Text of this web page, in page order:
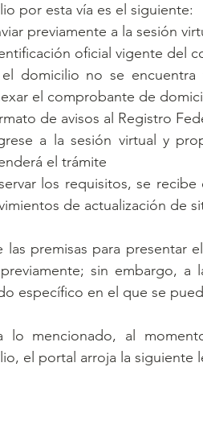
por esta vía es el siguiente:
previamente a la sesión
oficial vigente del
domicilio no se encuentra
el comprobante de
de avisos al Registro
a la sesión virtual y
el trámite
los requisitos, se
de actualización de
las premisas para presentar
sin embargo,
específico en el que se
lo mencionado, al
el portal arroja la siguiente